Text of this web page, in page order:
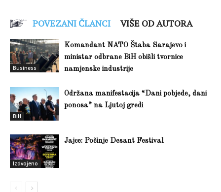
POVEZANI ČLANCI VIŠE OD AUTORA
Business
Komandant NATO Štaba Sarajevo i
ministar odbrane BiH obišli tvornice
namjenske industrije
BiH
Održana manifestacija “Dani pobjede, dani
ponosa” na Ljutoj gredi
Izdvojeno
Jajce: Počinje Desant Festival